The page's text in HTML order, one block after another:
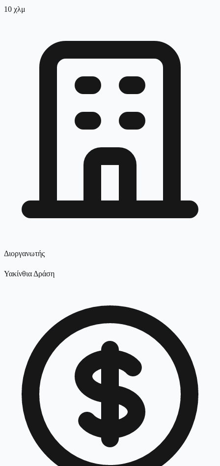
10 χλμ
Διοργανωτής
Υακίνθια Δράση